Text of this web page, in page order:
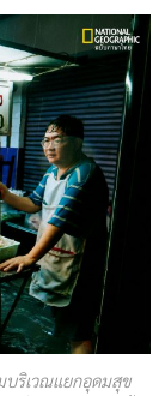
ริเวณแยกอุดมสุข